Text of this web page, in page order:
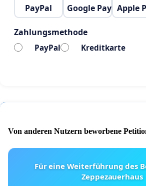
PayPal Google Pay Apple
Zahlungsmethode
PayPal Kreditkarte
Von anderen Nutzern beworbene
Für eine Weiterführung des
Zeppezauerhaus